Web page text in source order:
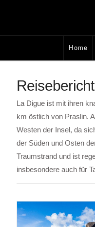
Home
La Digue ist mit ihren
km östlich von Praslin.
Westen der Insel, da
der Süden und Osten
Traumstrand und ist
insbesondere auch für